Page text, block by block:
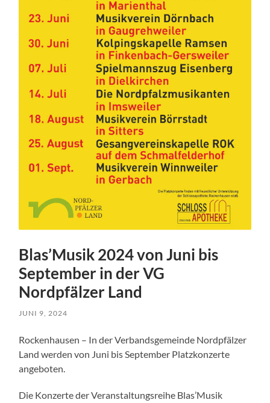
Blas’Musik 2024 von Juni bis
September in der VG
Nordpfälzer Land
JUNI 9, 2024
Rockenhausen – In der Verbandsgemeinde Nordpfälzer
Land werden von Juni bis September Platzkonzerte
angeboten.
Die Konzerte der Veranstaltungsreihe Blas’Musik